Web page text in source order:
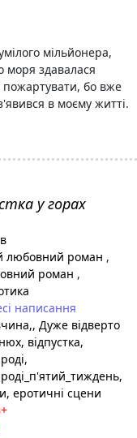
мільйонера,
моря здавалася
бо вже
в моєму житті.
у горах
любовний роман ,
роман ,
написання
, Дуже відверто
, відпустка,
,
,
, еротичні сцени